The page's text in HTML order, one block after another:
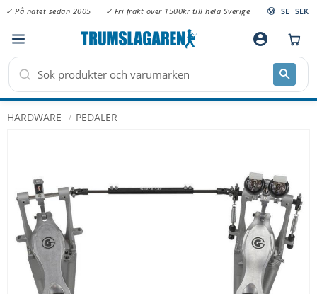
Meny
✓ På nätet sedan 2005 ✓ Fri frakt över 1500kr till hela Sverige SE SEK
account_circle
HARDWARE PEDALER